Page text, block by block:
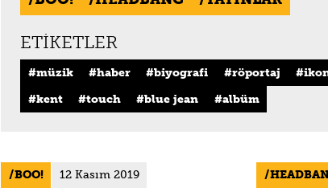
ETIKETLER
müzik haber biyografi röportaj
kent
touch blue jean albüm
BOO! 12 Kasım 2019